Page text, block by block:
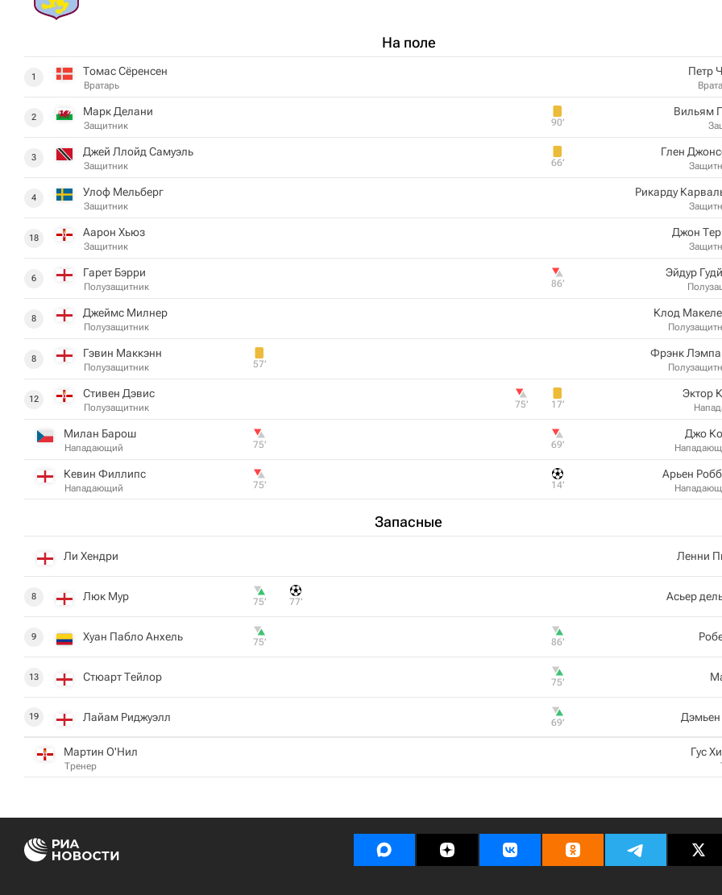
На поле
1 Томас Сёренсен
Вратарь
2 Марк Делани
Защитник
3 Джей Ллойд Самуэль
Защитник
4 Улоф Мельберг
Защитник
18 Аарон Хьюз
Защитник
6 Гарет Бэрри
Полузащитник
8 Джеймс Милнер
Полузащитник
8 Гэвин Маккэнн
Полузащитник 57‎’‎
12 Стивен Дэвис
Полузащитник
Милан Барош
Нападающий 75‎’‎
Кевин Филлипс
Нападающий 75‎’‎
Запасные
Ли Хендри
8 Люк Мур 75‎’‎ 77‎’‎
9 Хуан Пабло Анхель 75‎’‎
13 Стюарт Тейлор
19 Лайам Риджуэлл
Мартин О'Нил
Тренер
Петр
Вильям
90‎’‎
Глен
66‎’‎
Рикарду
Джон
Эйдур
86‎’‎
Клод
Фрэнк
Эктор
17‎’‎
75‎’‎
Джо
69‎’‎
Арьен
14‎’‎
Ленни
Асьер
86‎’‎
75‎’‎
69‎’‎
Гус